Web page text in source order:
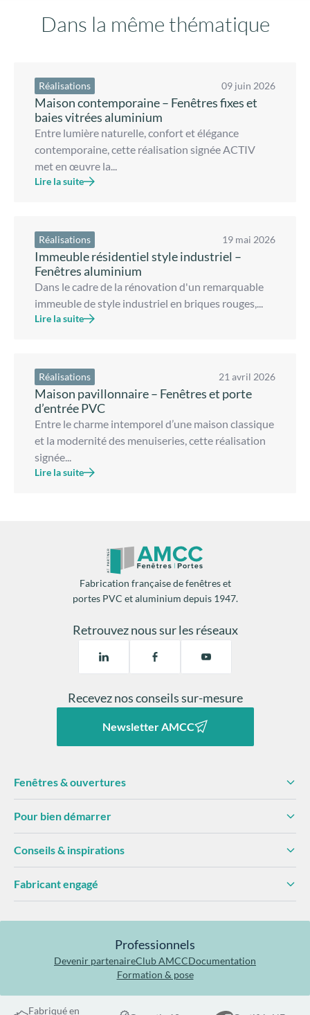
Dans la même thématique
Réalisations 09 juin 2026
Maison contemporaine – Fenêtres fixes et
baies vitrées aluminium
Entre lumière naturelle, confort et élégance
contemporaine, cette réalisation signée ACTIV
met en œuvre la...
Lire la suite
Réalisations 19 mai 2026
Immeuble résidentiel style industriel –
Fenêtres aluminium
Dans le cadre de la rénovation d'un remarquable
immeuble de style industriel en briques rouges,...
Lire la suite
Réalisations 21 avril 2026
Maison pavillonnaire – Fenêtres et porte
d’entrée PVC
Entre le charme intemporel d’une maison classique
et la modernité des menuiseries, cette réalisation
signée...
Lire la suite
Fabrication française de fenêtres et
portes PVC et aluminium depuis 1947.
Retrouvez nous sur les réseaux
Recevez nos conseils sur-mesure
Newsletter AMCC
Fenêtres & ouvertures
Pour bien démarrer
Conseils & inspirations
Fabricant engagé
Professionnels
Devenir partenaireClub AMCCDocumentation
Formation & pose
Fabriqué en